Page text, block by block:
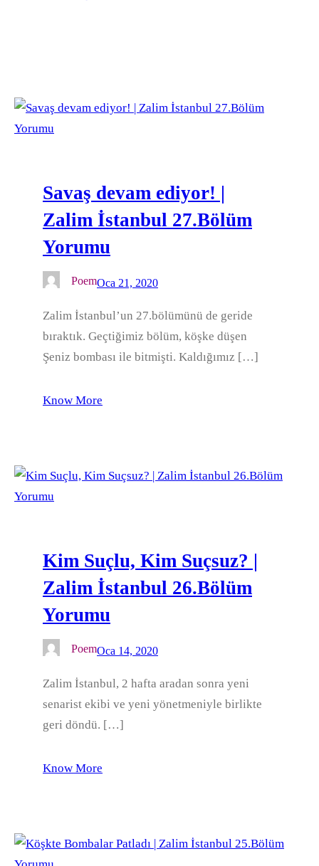
Savaş devam ediyor! |
Zalim İstanbul 27.Bölüm
Yorumu
PoemOca 21, 2020
Zalim İstanbul’un 27.bölümünü de geride
bıraktık. Geçtiğimiz bölüm, köşke düşen
Şeniz bombası ile bitmişti. Kaldığımız […]
Know More
Kim Suçlu, Kim Suçsuz? |
Zalim İstanbul 26.Bölüm
Yorumu
PoemOca 14, 2020
Zalim İstanbul, 2 hafta aradan sonra yeni
senarist ekibi ve yeni yönetmeniyle birlikte
geri döndü. […]
Know More